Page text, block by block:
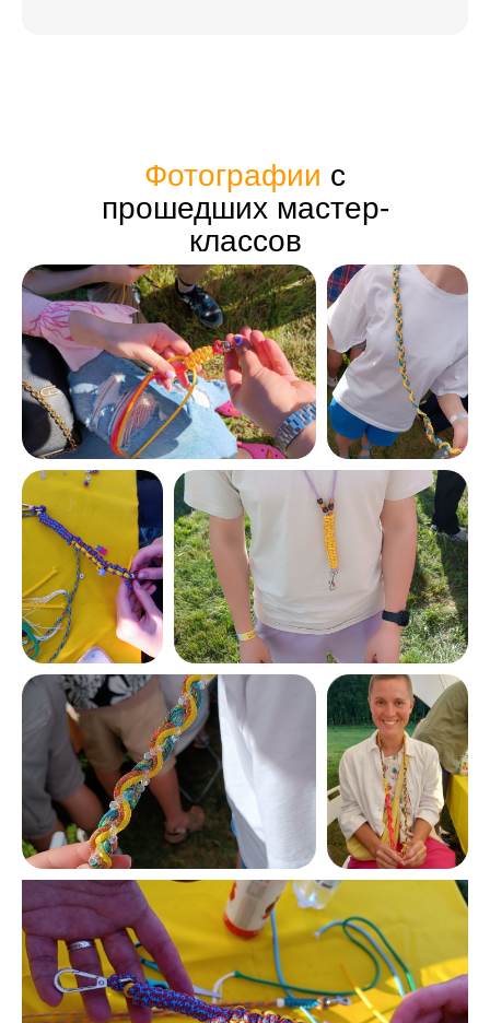
Фотографии с
прошедших мастер-
классов